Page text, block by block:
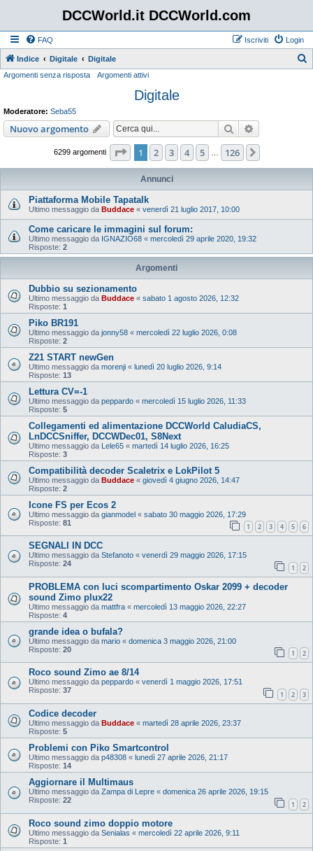
DCCWorld.it DCCWorld.com
FAQ Login
Iscriviti
Indice Digitale Digitale
Argomenti senza risposta Argomenti attivi
Digitale
Moderatore: Seba55
Nuovo argomento Cerca
6299 argomenti Pagina di 126
1 2 3 4 5 126
Annunci
Piattaforma Mobile Tapatalk
Ultimo messaggio da Buddace « venerdì 21 luglio 2017, 10:00
Come caricare le immagini sul forum:
Ultimo messaggio da IGNAZIO68 « mercoledì 29 aprile 2020, 19:32
Risposte: 2
Argomenti
Dubbio su sezionamento
Ultimo messaggio da Buddace « sabato 1 agosto 2026, 12:32
Risposte: 1
Piko BR191
Ultimo messaggio da jonny58 « mercoledì 22 luglio 2026, 0:08
Risposte: 2
Z21 START newGen
Ultimo messaggio da morenji « lunedì 20 luglio 2026, 9:14
Risposte: 13
Lettura CV=-1
Ultimo messaggio da peppardo « mercoledì 15 luglio 2026, 11:33
Risposte: 5
Collegamenti ed alimentazione DCCWorld CaludiaCS,
LnDCCSniffer, DCCWDec01, S8Next
Ultimo messaggio da Lele65 « martedì 14 luglio 2026, 16:25
Risposte: 3
Compatibilità decoder Scaletrix e LokPilot 5
Ultimo messaggio da Buddace « giovedì 4 giugno 2026, 14:47
Risposte: 2
Icone FS per Ecos 2
Ultimo messaggio da gianmodel « sabato 30 maggio 2026, 17:29
Risposte: 81 1 2 3 4 5 6
SEGNALI IN DCC
Ultimo messaggio da Stefanoto « venerdì 29 maggio 2026, 17:15
Risposte: 24 1 2
PROBLEMA con luci scompartimento Oskar 2099 + decoder
sound Zimo plux22
Ultimo messaggio da mattfra « mercoledì 13 maggio 2026, 22:27
Risposte: 4
grande idea o bufala?
Ultimo messaggio da mario « domenica 3 maggio 2026, 21:00
Risposte: 20 1 2
Roco sound Zimo ae 8/14
Ultimo messaggio da peppardo « venerdì 1 maggio 2026, 17:51
Risposte: 37 1 2 3
Codice decoder
Ultimo messaggio da Buddace « martedì 28 aprile 2026, 23:37
Risposte: 5
Problemi con Piko Smartcontrol
Ultimo messaggio da p48308 « lunedì 27 aprile 2026, 21:17
Risposte: 14
Aggiornare il Multimaus
Ultimo messaggio da Zampa di Lepre « domenica 26 aprile 2026, 19:15
Risposte: 22 1 2
Roco sound zimo doppio motore
Ultimo messaggio da Senialas « mercoledì 22 aprile 2026, 9:11
Risposte: 1